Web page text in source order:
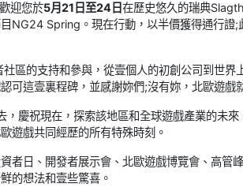
迎您於5月21日至24日在歷史悠久的瑞典
NG24 Spring。現在行動，以半價獲得通行證
區的支持和參與，從壹個人的初創公司到世
可這壹裏程碑，並感謝妳們;沒有妳，北歐遊戲
慶祝現在，探索該地區和全球遊戲產業的未
遊戲共同經歷的所有特殊時刻。
者日、開發者展示會、北歐遊戲博覽會、高
的想法和壹些驚喜。